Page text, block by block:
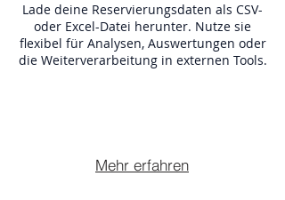
Lade deine Reservierungsdaten als CSV-
oder Excel-Datei herunter. Nutze sie
flexibel für Analysen, Auswertungen oder
die Weiterverarbeitung in externen Tools.
Mehr erfahren